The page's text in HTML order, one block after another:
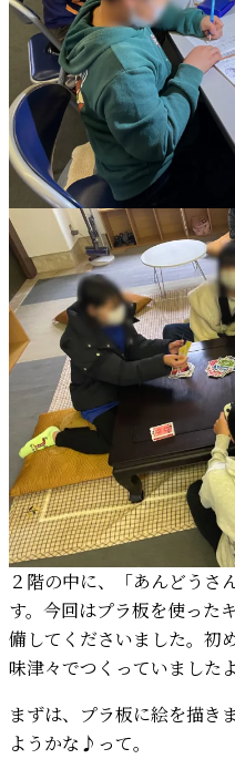
２階の中に、「あんどうさ
す。今回はプラ板を使った
備してくださいました。初
味津々でつくっていましたよ
まずは、プラ板に絵を描き
ようかな♪って。